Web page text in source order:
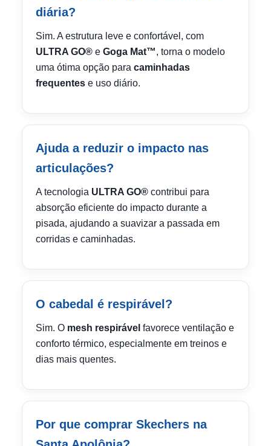
diária?
Sim. A estrutura leve e confortável, com
ULTRA GO® e Goga Mat™, torna o modelo
uma ótima opção para caminhadas
frequentes e uso diário.
Ajuda a reduzir o impacto nas
articulações?
A tecnologia ULTRA GO® contribui para
absorção eficiente do impacto durante a
pisada, ajudando a suavizar a passada em
corridas e caminhadas.
O cabedal é respirável?
Sim. O mesh respirável favorece ventilação e
conforto térmico, especialmente em treinos e
dias mais quentes.
Por que comprar Skechers na